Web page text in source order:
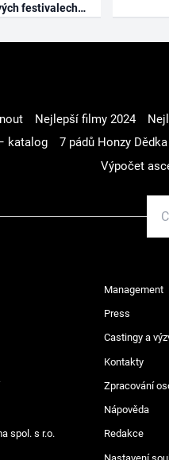
festivalech
Nejlepší filmy 2024
katalog
7 pádů Honzy Dědka
Výpočet
Management
Press
Castingy a
Kontakty
Zpracování
Nápověda
spol. s r.o. Redakce